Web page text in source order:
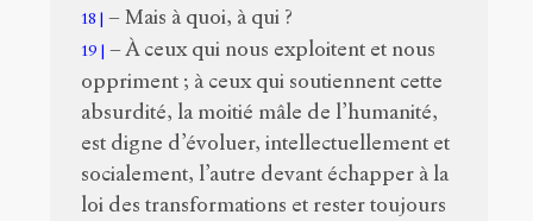
18 – Mais à quoi, à qui ?
19
– À ceux qui nous exploitent et nous
oppriment ; à ceux qui soutiennent cette
absurdité, la moitié mâle de l’humanité,
est digne d’évoluer, intellectuellement et
socialement, l’autre devant échapper à la
loi des transformations et rester toujours